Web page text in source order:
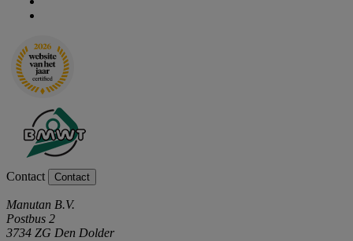
Contact Contact
Manutan B.V.
Postbus 2
3734 ZG Den Dolder